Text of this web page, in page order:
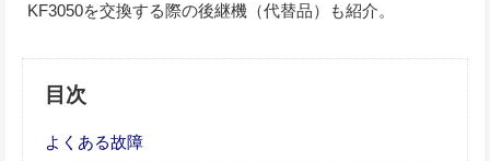
KF3050を交換する際の後継機（代替品）も紹介。
目次
よくある故障